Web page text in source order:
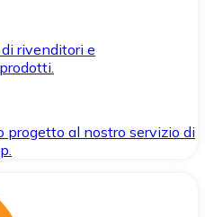
rivenditori e
progetto al nostro servizio di